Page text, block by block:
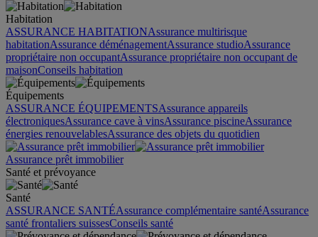
Habitation
ASSURANCE HABITATIONAssurance multirisque
habitationAssurance déménagementAssurance studioAssurance
propriétaire non occupantAssurance propriétaire non occupant de
maisonConseils habitation
Équipements
ASSURANCE ÉQUIPEMENTSAssurance appareils
électroniquesAssurance cave à vinsAssurance piscineAssurance
énergies renouvelablesAssurance des objets du quotidien
Assurance prêt immobilier
Santé et prévoyance
Santé
ASSURANCE SANTÉAssurance complémentaire santéAssurance
santé frontaliers suissesConseils santé